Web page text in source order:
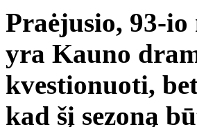
Praėjusio, 93-io
yra Kauno
kvestionuoti,
kad šį sezoną